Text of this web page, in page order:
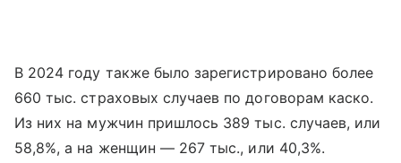
В 2024 году также было зарегистрировано более
660 тыс. страховых случаев по договорам каско.
Из них на мужчин пришлось 389 тыс. случаев, или
58,8%, а на женщин — 267 тыс., или 40,3%.